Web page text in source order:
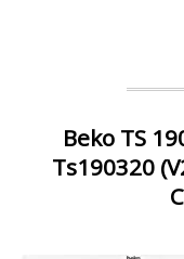
Beko TS
Ts190320